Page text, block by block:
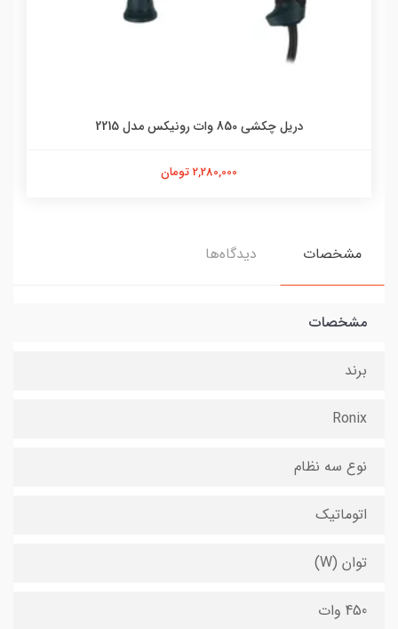
دریل چکشی 850 وات رونیکس مدل 2215
2,280,000 تومان
مشخصات دیدگاه‌ها
مشخصات
برند
Ronix
نوع سه نظام
اتوماتیک
توان (W)
450 وات